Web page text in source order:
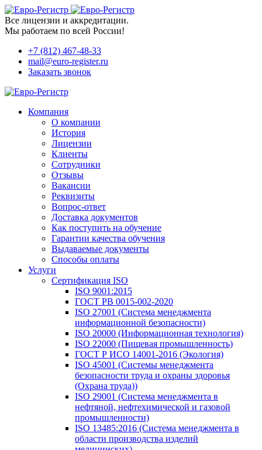
Все лицензии и аккредитации.
Мы работаем по всей России!
+7 (812) 467-48-33
mail@euro-register.ru
Заказать звонок
Компания
О компании
История
Лицензии
Клиенты
Сотрудники
Отзывы
Вакансии
Реквизиты
Вопрос-ответ
Доставка документов
Как поступить на обучение
Гарантии качества обучения
Выдаваемые документы
Способы оплаты
Услуги
Сертификация ISO
ISO 9001:2015
ГОСТ РВ 0015-002-2020
ISO 27001 (Система менеджмента
информационной безопасности)
ISO 20000 (Информационная технология)
ISO 22000 (Пищевая промышленность)
ГОСТ Р ИСО 14001-2016 (Экология)
ISO 45001 (Системы менеджмента
безопасности труда и охраны здоровья
(Охрана труда))
ISO 29001 (Система менеджмента в
нефтяной, нефтехимической и газовой
промышленности)
ISO 13485:2016 (Система менеджмента в
области производства изделий